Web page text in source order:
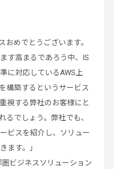
おめでとうございます。
す高まるであろう中、IS
に対応しているAWS上
構築するというサービス
視する弊社のお客様にと
るでしょう。弊社でも、
ビスを紹介し、ソリュー
ます。」
ビジネスソリューション